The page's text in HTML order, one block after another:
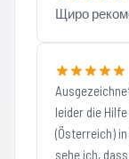
Щиро
leider die
(Österreich)
sehe ich,